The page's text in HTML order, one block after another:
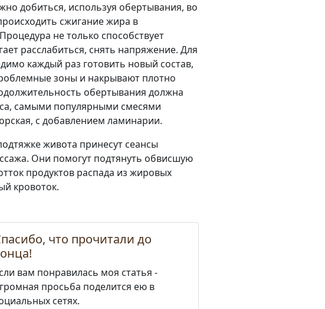
добиться, используя обертывания, во
сжигание жира в
не только способствует
расслабиться, снять напряжение. Для
каждый раз готовить новый состав,
зоны и накрывают плотно
обертывания должна
самыми популярными смесями
с добавлением ламинарии.
живота принесут сеансы
Они помогут подтянуть обвисшую
продуктов распада из жировых
кровоток.
что прочитали до
вам понравилась моя статья -
просьба поделится ею в
сетях.